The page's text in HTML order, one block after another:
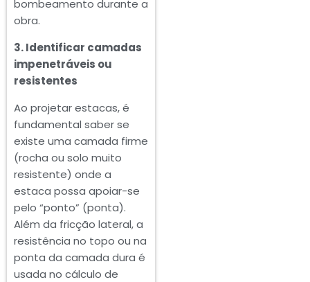
bombeamento durante a
obra.
3. Identificar camadas
impenetráveis ou
resistentes
Ao projetar estacas, é
fundamental saber se
existe uma camada firme
(rocha ou solo muito
resistente) onde a
estaca possa apoiar-se
pelo “ponto” (ponta).
Além da fricção lateral, a
resistência no topo ou na
ponta da camada dura é
usada no cálculo de